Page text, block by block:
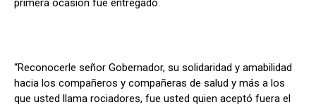
primera ocasión fue entregado.
“Reconocerle señor Gobernador, su solidaridad y amabilidad
hacia los compañeros y compañeras de salud y más a los
que usted llama rociadores, fue usted quien aceptó fuera el